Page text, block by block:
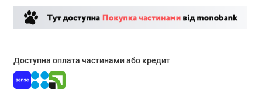
Доступна оплата частинами або кредит